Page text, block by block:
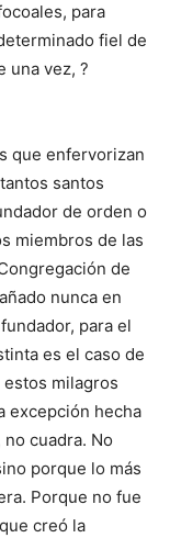
para
fiel de
una vez, ?
que enfervorizan
santos
de orden o
miembros de las
de
nunca en
para el
es el caso de
estos milagros
excepción hecha
cuadra. No
porque lo más
Porque no fue
creó la